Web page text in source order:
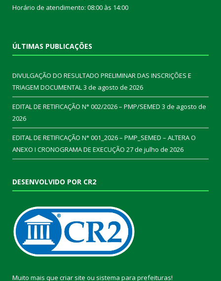
Horário de atendimento: 08:00 às 14:00
ÚLTIMAS PUBLICAÇÕES
DIVULGAÇÃO DO RESULTADO PRELIMINAR DAS INSCRIÇÕES E
TRIAGEM DOCUMENTAL3 de agosto de 2026
EDITAL DE RETIFICAÇÃO N° 002/2026 – PMP/SEMED 3 de agosto de
2026
EDITAL DE RETIFICAÇÃO N° 001_2026 – PMP_SEMED – ALTERA O
ANEXO I CRONOGRAMA DE EXECUÇÃO 27 de julho de 2026
DESENVOLVIDO POR CR2
Muito mais que criar site ou sistema para prefeituras!